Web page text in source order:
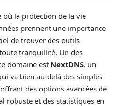
où la protection de la vie
prennent une importance
de trouver des outils
tranquillité. Un des
domaine est NextDNS, un
va bien au-delà des simples
des options avancées de
robuste et des statistiques en